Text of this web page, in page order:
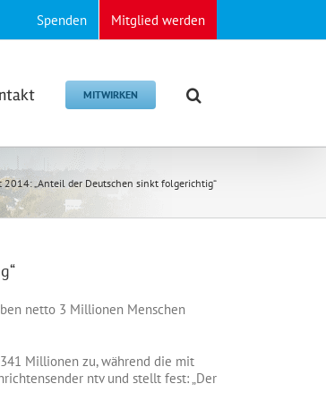
Spenden Mitglied werden
MITWIRKEN
2014: „Anteil der Deutschen sinkt folgerichtig“
netto 3 Millionen Menschen
Millionen zu, während die mit
ntv und stellt fest: „Der